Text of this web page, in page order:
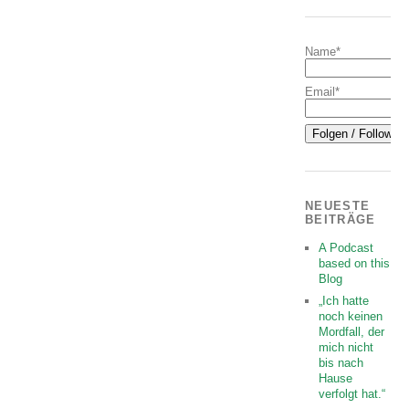
Name*
Email*
NEUESTE
BEITRÄGE
A Podcast
based on this
Blog
„Ich hatte
noch keinen
Mordfall, der
mich nicht
bis nach
Hause
verfolgt hat.“